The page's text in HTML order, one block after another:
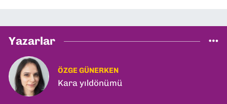
Yazarlar
ÖZGE GÜNERKEN
Kara yıldönümü